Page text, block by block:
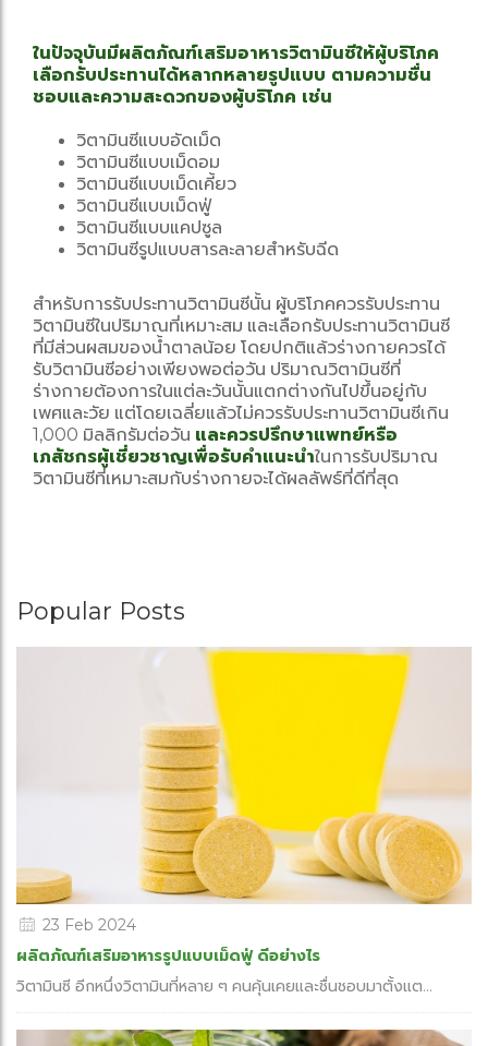
ในปัจจุบันมีผลิตภัณฑ์เสริมอาหารวิตามินซีให้ผู้บริโภค
เลือกรับประทานได้หลากหลายรูปแบบ ตามความชื่น
ชอบและความสะดวกของผู้บริโภค เช่น
วิตามินซีแบบอัดเม็ด
วิตามินซีแบบเม็ดอม
วิตามินซีแบบเม็ดเคี้ยว
วิตามินซีแบบเม็ดฟู่
วิตามินซีแบบแคปซูล
วิตามินซีรูปแบบสารละลายสำหรับฉีด
สำหรับการรับประทานวิตามินซีนั้น ผู้บริโภคควรรับประทาน
วิตามินซีในปริมาณที่เหมาะสม และเลือกรับประทานวิตามินซี
ที่มีส่วนผสมของน้ำตาลน้อย โดยปกติแล้วร่างกายควรได้
รับวิตามินซีอย่างเพียงพอต่อวัน ปริมาณวิตามินซีที่
ร่างกายต้องการในแต่ละวันนั้นแตกต่างกันไปขึ้นอยู่กับ
เพศและวัย แต่โดยเฉลี่ยแล้วไม่ควรรับประทานวิตามินซีเกิน
1,000 มิลลิกรัมต่อวัน และควรปรึกษาแพทย์หรือ
เภสัชกรผู้เชี่ยวชาญเพื่อรับคำแนะนำในการรับปริมาณ
วิตามินซีที่เหมาะสมกับร่างกายจะได้ผลลัพธ์ที่ดีที่สุด
Popular Posts
23 Feb 2024
ผลิตภัณฑ์เสริมอาหารรูปแบบเม็ดฟู่ ดีอย่างไร
วิตามินซี อีกหนึ่งวิตามินที่หลาย ๆ คนคุ้นเคยและชื่นชอบมาตั้งแต...